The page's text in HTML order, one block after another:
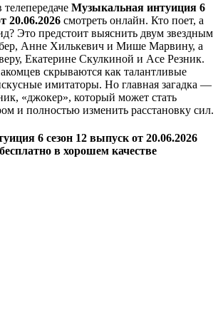
Музыкальная интуиция 6
20.06.2026 смотреть онлайн. Кто поет, а
Это предстоит выяснить двум звездным
Анне Хилькевич и Мише Марвину, а
Екатерине Скулкиной и Асе Резник.
скрываются как талантливые
имитаторы. Но главная загадка —
«джокер», который может стать
и полностью изменить расстановку сил.
6 сезон 12 выпуск от 20.06.2026
в хорошем качестве